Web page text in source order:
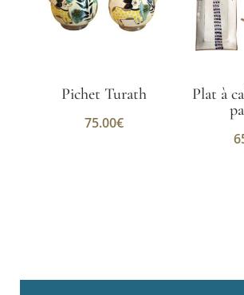
Pichet Turath
75.00€
Plat à